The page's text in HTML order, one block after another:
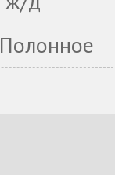
Полонное